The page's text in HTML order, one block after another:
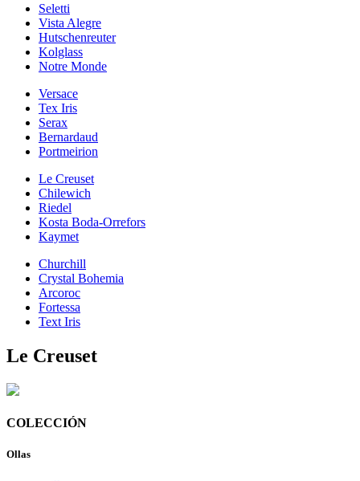
Seletti
Vista Alegre
Hutschenreuter
Kolglass
Notre Monde
Versace
Tex Iris
Serax
Bernardaud
Portmeirion
Le Creuset
Chilewich
Riedel
Kosta Boda-Orrefors
Kaymet
Churchill
Crystal Bohemia
Arcoroc
Fortessa
Text Iris
Le Creuset
COLECCIÓN
Ollas